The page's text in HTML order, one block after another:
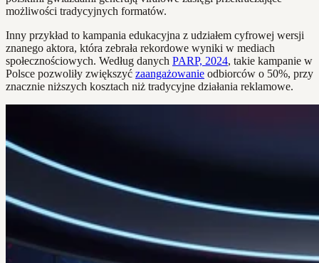
możliwości tradycyjnych formatów.
Inny przykład to kampania edukacyjna z udziałem cyfrowej wersji
znanego aktora, która zebrała rekordowe wyniki w mediach
społecznościowych. Według danych PARP, 2024, takie kampanie w
Polsce pozwoliły zwiększyć zaangażowanie odbiorców o 50%, przy
znacznie niższych kosztach niż tradycyjne działania reklamowe.